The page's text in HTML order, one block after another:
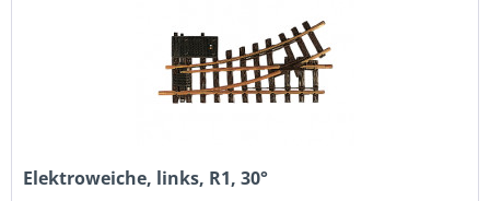
Elektroweiche, links, R1, 30°